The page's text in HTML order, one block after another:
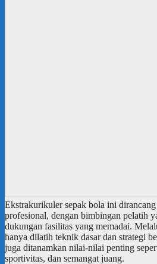
Ekstrakurikuler sepak bola ini dirancang
profesional, dengan bimbingan pelatih
dukungan fasilitas yang memadai.
hanya dilatih teknik dasar dan strategi
juga ditanamkan nilai-nilai penting
sportivitas, dan semangat juang.